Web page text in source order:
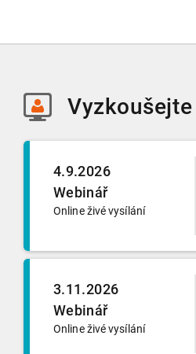
Vyzkoušejte
4.9.2026
Webinář
Online živé vysílání
3.11.2026
Webinář
Online živé vysílání